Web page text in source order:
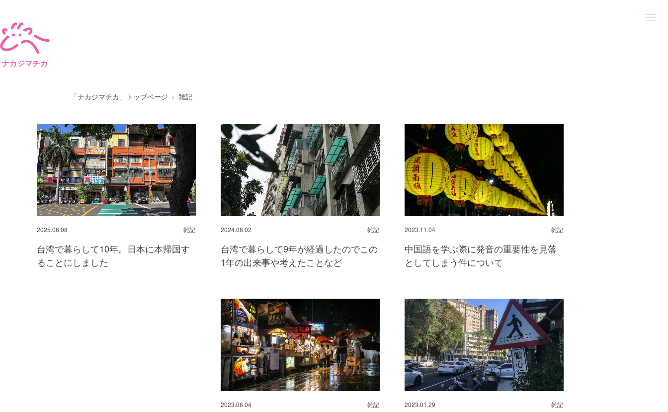
ナカジマチカ
「ナカジマチカ」トップページ 雑記
2025.06.08 雑記
台湾で暮らして10年。日本に本帰国す
ることにしました
2024.06.02 雑記
台湾で暮らして9年が経過したのでこの
1年の出来事や考えたことなど
2023.11.04 雑記
中国語を学ぶ際に発音の重要性を見落
としてしまう件について
2023.06.04 雑記 2023.01.29 雑記